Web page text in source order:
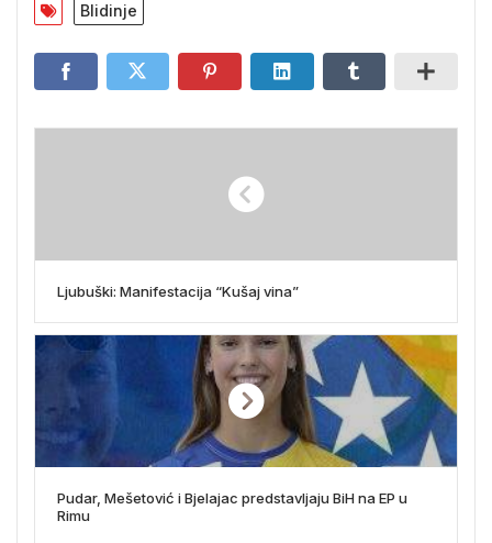
Blidinje
Ljubuški: Manifestacija “Kušaj vina”
Pudar, Mešetović i Bjelajac predstavljaju BiH na EP u
Rimu